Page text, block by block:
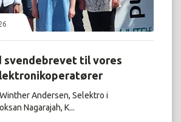
svendebrevet til vores
Andersen, Selektro i
Nagarajah, K...